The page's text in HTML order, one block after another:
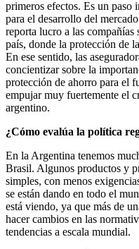
primeros efectos. Es un paso
para el desarrollo del
reporta lucro a las compañías
país, donde la protección de
En ese sentido, las
concientizar sobre la
protección de ahorro para el
empujar muy fuertemente el
argentino.
¿Cómo evalúa la política
En la Argentina tenemos
Brasil. Algunos productos y
simples, con menos
se están dando en todo el
está viendo, ya que más de
hacer cambios en las
tendencias a escala mundial.